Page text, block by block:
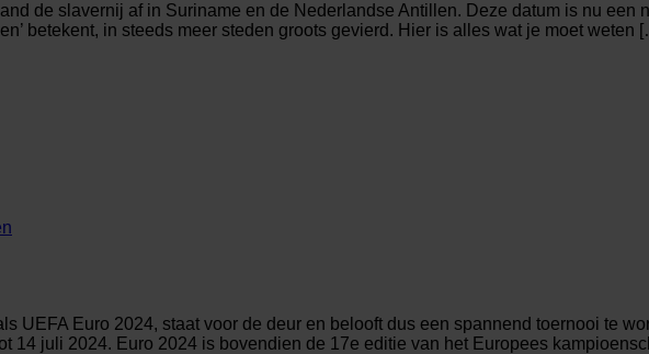
de slavernij af in Suriname en de Nederlandse Antillen. Deze datum is nu een
betekent, in steeds meer steden groots gevierd. Hier is alles wat je moet weten
UEFA Euro 2024, staat voor de deur en belooft dus een spannend toernooi te
juli 2024. Euro 2024 is bovendien de 17e editie van het Europees